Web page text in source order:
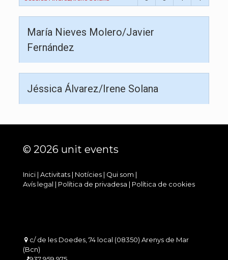
María Nieves Molero/Javier
Fernández
Jéssica Álvarez/Irene Solana
© 2026 unit events
Inici | Activitats | Notícies | Qui som |
Avís legal | Política de privadesa | Política de cookies
c/ de les Doedes, 74 local (08350) Arenys de Mar
(Bcn)